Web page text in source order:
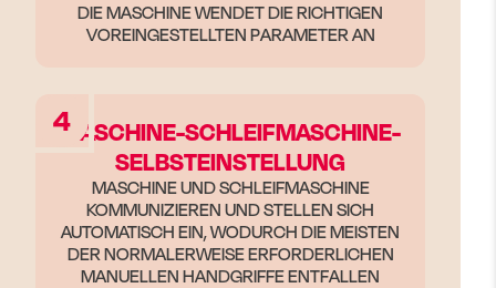
DIE MASCHINE WENDET DIE RICHTIGEN
VOREINGESTELLTEN PARAMETER AN
4MASCHINE-SCHLEIFMASCHINE-
SELBSTEINSTELLUNG
MASCHINE UND SCHLEIFMASCHINE
KOMMUNIZIEREN UND STELLEN SICH
AUTOMATISCH EIN, WODURCH DIE MEISTEN
DER NORMALERWEISE ERFORDERLICHEN
MANUELLEN HANDGRIFFE ENTFALLEN